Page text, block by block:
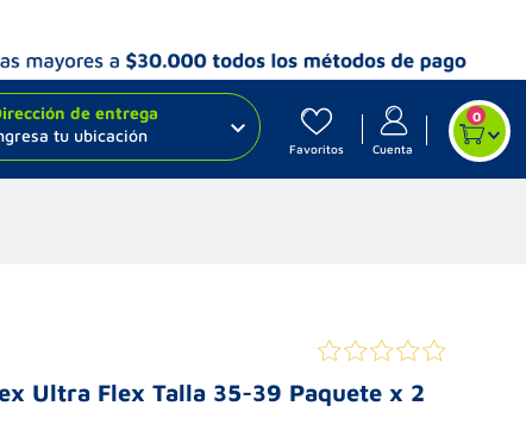
de entrega
tu ubicación
Favoritos Cuenta
0
Ultra Flex Talla 35-39 Paquete x 2